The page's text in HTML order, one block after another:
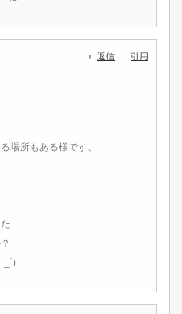
返信 引用
場所もある様です、
ゞ